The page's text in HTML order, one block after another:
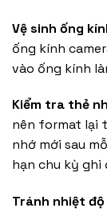
Vệ sinh ống
ống kính
vào ống kính
Kiểm tra thẻ
nên format lại
nhớ mới sau
hạn chu kỳ ghi
Tránh nhiệt